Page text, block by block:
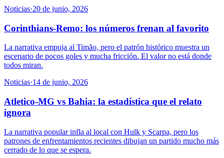
Noticias·20 de junio, 2026
Corinthians-Remo: los números frenan al favorito
La narrativa empuja al Timão, pero el patrón histórico muestra un
escenario de pocos goles y mucha fricción. El valor no está donde
todos miran.
Noticias·14 de junio, 2026
Atletico-MG vs Bahia: la estadística que el relato
ignora
La narrativa popular infla al local con Hulk y Scarpa, pero los
patrones de enfrentamientos recientes dibujan un partido mucho más
cerrado de lo que se espera.